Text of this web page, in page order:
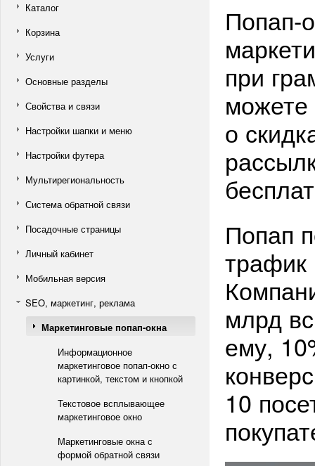
Каталог
Корзина
Услуги
Основные разделы
Свойства и связи
Настройки шапки и меню
Настройки футера
Мультирегиональность
Система обратной связи
Посадочные страницы
Личный кабинет
Мобильная версия
SEO, маркетинг, реклама
Маркетинговые попап-окна
Информационное
маркетинговое попап-окно с
картинкой, текстом и кнопкой
Текстовое всплывающее
маркетинговое окно
Маркетинговые окна с
формой обратной связи
Попап-
при
можете
о
Попап
трафик
млрд
ему,
10